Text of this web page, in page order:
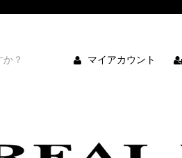
マイアカウント